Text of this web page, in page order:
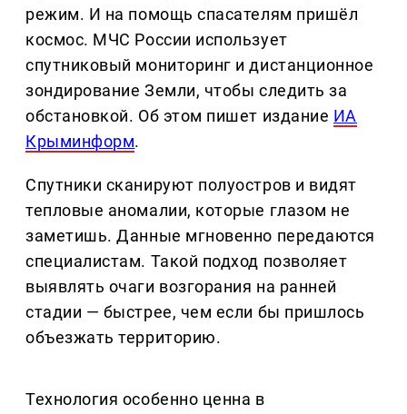
режим. И на помощь спасателям пришёл
космос. МЧС России использует
спутниковый мониторинг и дистанционное
зондирование Земли, чтобы следить за
обстановкой. Об этом пишет издание ИА
Крыминформ.
Спутники сканируют полуостров и видят
тепловые аномалии, которые глазом не
заметишь. Данные мгновенно передаются
специалистам. Такой подход позволяет
выявлять очаги возгорания на ранней
стадии — быстрее, чем если бы пришлось
объезжать территорию.
Технология особенно ценна в